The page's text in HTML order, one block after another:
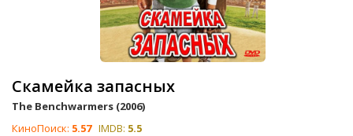
Скамейка запасных
The Benchwarmers (2006)
КиноПоиск: 5.57 IMDB: 5.5